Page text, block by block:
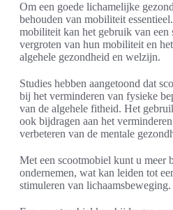
Om een goede lichamelijke
behouden van mobiliteit
mobiliteit kan het gebruik van
vergroten van hun mobiliteit en
algehele gezondheid en welzijn.
Studies hebben aangetoond dat
bij het verminderen van fysieke
van de algehele fitheid. Het
ook bijdragen aan het
verbeteren van de mentale
Met een scootmobiel kunt u meer
ondernemen, wat kan leiden tot
stimuleren van lichaamsbeweging.